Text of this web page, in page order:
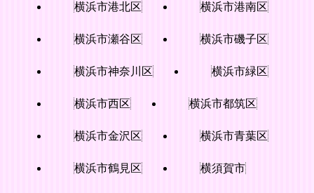
横浜市港北区 横浜市港南区
横浜市瀬谷区 横浜市磯子区
横浜市神奈川区 横浜市緑区
横浜市西区 横浜市都筑区
横浜市金沢区 横浜市青葉区
横浜市鶴見区 横須賀市